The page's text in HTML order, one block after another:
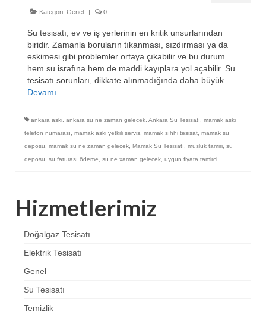
Kategori: Genel | 0
Su tesisatı, ev ve iş yerlerinin en kritik unsurlarından
biridir. Zamanla boruların tıkanması, sızdırması ya da
eskimesi gibi problemler ortaya çıkabilir ve bu durum
hem su israfına hem de maddi kayıplara yol açabilir. Su
tesisatı sorunları, dikkate alınmadığında daha büyük …
Devamı
ankara aski ankara su ne zaman gelecek Ankara Su Tesisatı
mamak aski
telefon numarası
mamak aski yetkili servis mamak sıhhi tesisat mamak su
deposu
mamak su ne zaman gelecek Mamak Su Tesisatı musluk tamiri su
deposu
su faturası ödeme su ne xaman gelecek uygun fiyata tamirci
Hizmetlerimiz
Doğalgaz Tesisatı
Elektrik Tesisatı
Genel
Su Tesisatı
Temizlik